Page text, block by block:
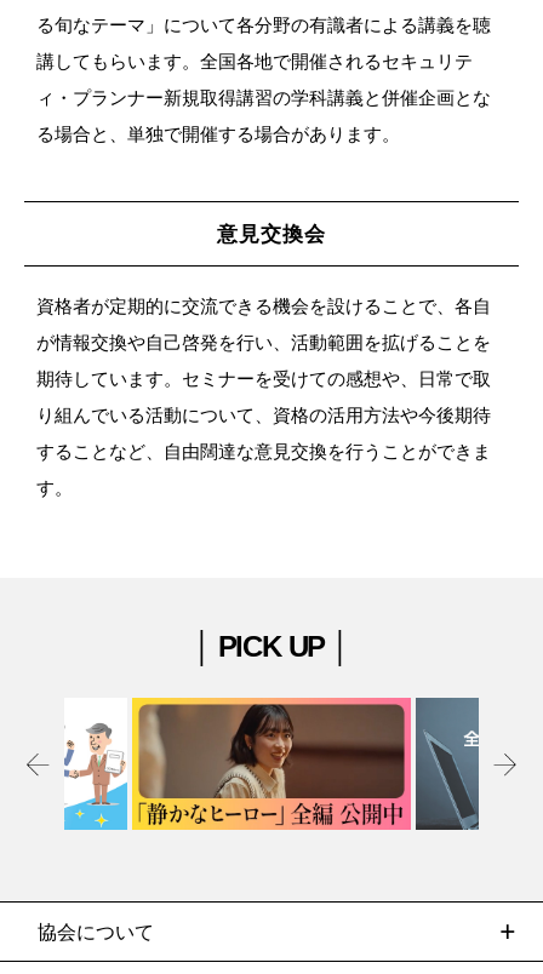
る旬なテーマ」について各分野の有識者による講義を聴
講してもらいます。全国各地で開催されるセキュリテ
ィ・プランナー新規取得講習の学科講義と併催企画とな
る場合と、単独で開催する場合があります。
意見交換会
資格者が定期的に交流できる機会を設けることで、各自
が情報交換や自己啓発を行い、活動範囲を拡げることを
期待しています。セミナーを受けての感想や、日常で取
り組んでいる活動について、資格の活用方法や今後期待
することなど、自由闊達な意見交換を行うことができま
す。
│ PICK UP │
協会について